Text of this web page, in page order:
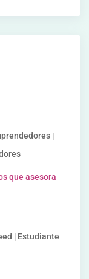
|
que asesora
| Estudiante